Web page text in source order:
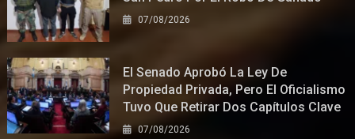
07/08/2026
El Senado Aprobó La Ley De
Propiedad Privada, Pero El Oficialismo
Tuvo Que Retirar Dos Capítulos Clave
07/08/2026